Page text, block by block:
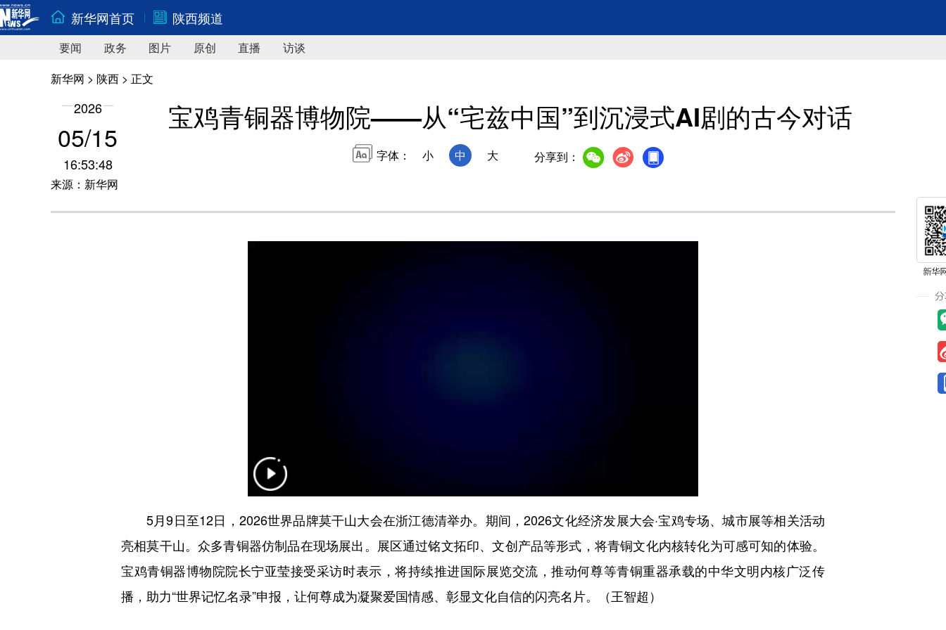
新华网首页 陕西频道
要闻 政务 图片 原创 直播
访谈
新华网 > 陕西 > 正文
2026
05/15
16:53:48
来源：新华网
宝鸡青铜器博物院——从“宅兹中国”到沉浸式AI剧的古今对话
字体： 小 中 大 分享到：
5月9日至12日，2026世界品牌莫干山大会在浙江德清举办。期间，2026文化经济发展大会·宝鸡专场、城市展等相关活动
亮相莫干山。众多青铜器仿制品在现场展出。展区通过铭文拓印、文创产品等形式，将青铜文化内核转化为可感可知的体验。
宝鸡青铜器博物院院长宁亚莹接受采访时表示，将持续推进国际展览交流，推动何尊等青铜重器承载的中华文明内核广泛传
播，助力“世界记忆名录”申报，让何尊成为凝聚爱国情感、彰显文化自信的闪亮名片。（王智超）